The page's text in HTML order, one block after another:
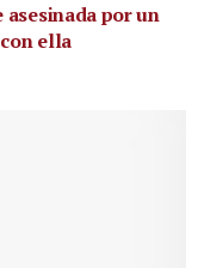
por un
ella